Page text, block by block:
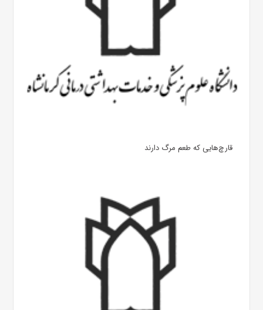
قارچ‌هایی که طعم مرگ دارند